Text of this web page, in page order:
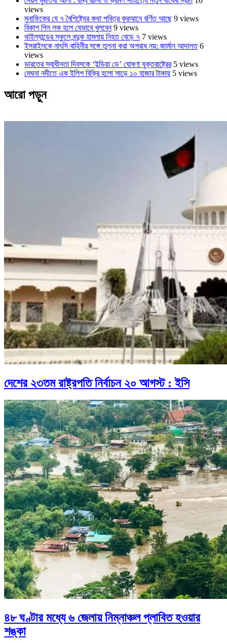
views
মুনাফিকের যে ৭ বৈশিষ্ট্যের কথা পবিত্র কুরআনে বর্ণিত আছে 9 views
বিকাশ পিন লক হলে যেভাবে খুলবেন 9 views
থাইল্যান্ডের স্কুলে বন্দুক হামলায় নিহত বেড়ে ৭ 7 views
ইসরাইলকে নাৎসি বাহিনীর সঙ্গে তুলনা করা অপরাধ নয়: জার্মান আদালত 6
views
ভারতের স্বাধীনতা দিবসকে ‘ইন্ডিয়া ডে’ ঘোষণা যুক্তরাষ্ট্রের 5 views
মেঘনা নদীতে এক ইলিশ বিক্রি হলো সাড়ে ১০ হাজার টাকায় 5 views
আরো পড়ুন
দেশের ২৩তম রাষ্ট্রপতি নির্বাচন ২০ আগস্ট : ইসি
৪৮ ঘণ্টার মধ্যে ৬ জেলায় নিম্নাঞ্চল প্লাবিত হওয়ার
শঙ্কা